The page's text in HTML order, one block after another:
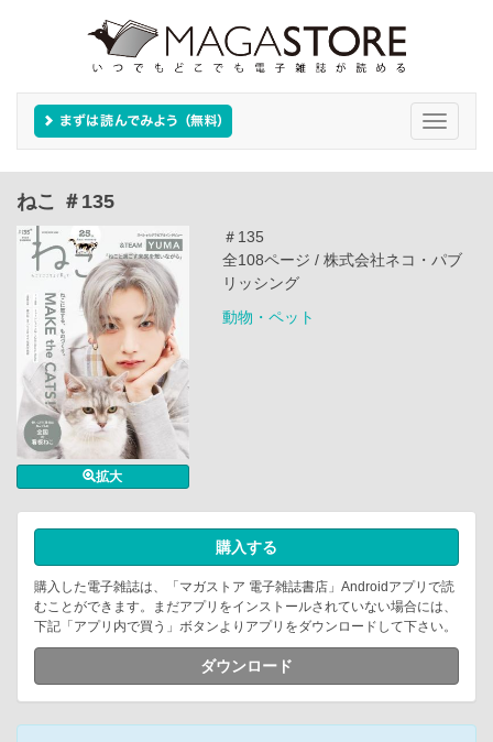
Toggle
ねこ ＃135
拡大
＃135
全108ページ / 株式会社ネコ・パブ
リッシング
動物・ペット
購入する
購入した電子雑誌は、「マガストア 電子雑誌書店」Androidアプリで読
むことができます。まだアプリをインストールされていない場合には、
下記「アプリ内で買う」ボタンよりアプリをダウンロードして下さい。
ダウンロード